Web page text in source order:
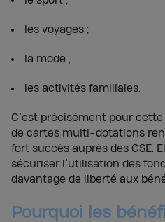
les voyages ;
la mode ;
les activités familiales.
C’est précisément pour
de cartes multi-dotations
fort succès auprès des CSE.
sécuriser l’utilisation des
davantage de liberté aux
Pourquoi les